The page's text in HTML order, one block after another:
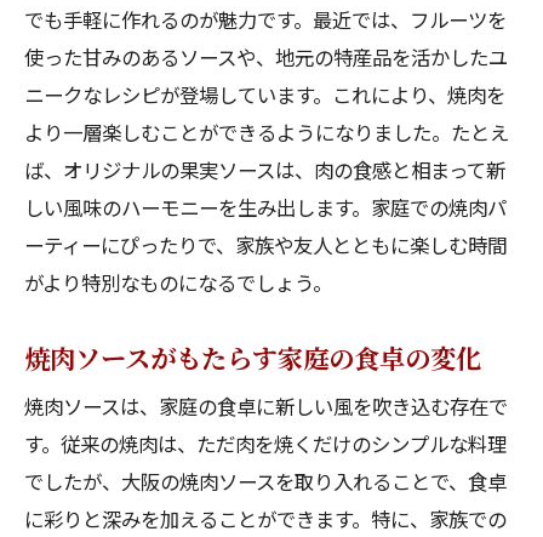
でも手軽に作れるのが魅力です。最近では、フルーツを
使った甘みのあるソースや、地元の特産品を活かしたユ
ニークなレシピが登場しています。これにより、焼肉を
より一層楽しむことができるようになりました。たとえ
ば、オリジナルの果実ソースは、肉の食感と相まって新
しい風味のハーモニーを生み出します。家庭での焼肉パ
ーティーにぴったりで、家族や友人とともに楽しむ時間
がより特別なものになるでしょう。
焼肉ソースがもたらす家庭の食卓の変化
焼肉ソースは、家庭の食卓に新しい風を吹き込む存在で
す。従来の焼肉は、ただ肉を焼くだけのシンプルな料理
でしたが、大阪の焼肉ソースを取り入れることで、食卓
に彩りと深みを加えることができます。特に、家族での